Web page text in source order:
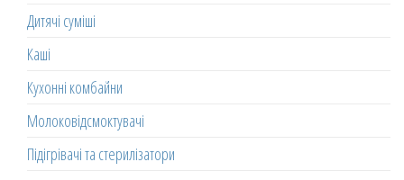
Дитячі суміші
Каші
Кухонні комбайни
Молоковідсмоктувачі
Підігрівачі та стерилізатори